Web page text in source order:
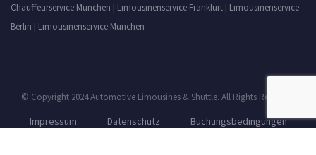
Chauffeurservice München | Limousinenservice Frankfurt | Limousinenservice
Berlin | Limousinenservice München
© Copyright 2024 Automotive Limousines & Shuttle. All Rights Reserved.
Impressum Datenschutz Buchungsbedingungen